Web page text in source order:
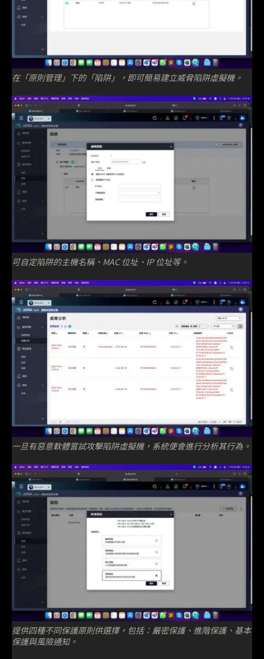
在「原則管理」下的「陷阱」，即可簡易建立威脅陷阱虛擬機。
可自定陷阱的主機名稱、MAC 位址、IP 位址等。
一旦有惡意軟體嘗試攻擊陷阱虛擬機，系統便會進行分析其行為。
提供四種不同保護原則供選擇，包括：嚴密保護、進階保護、基本
保護與風險通知。